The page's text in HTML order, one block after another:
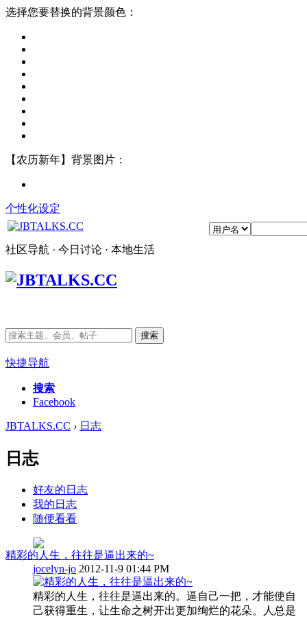
选择您要替换的背景颜色：
【农历新年】背景图片：
个性化设定
社区导航 · 今日讨论 · 本地生活
搜索
快捷导航
搜索
Facebook
JBTALKS.CC › 日志
日志
好友的日志
我的日志
随便看看
精彩的人生，往往是逼出来的~
jocelyn-jo 2012-11-9 01:44 PM
精彩的人生，往往是逼出来的。逼自己一把，才能使自
己获得重生，让生命之树开出更加绚烂的花朵。人总是